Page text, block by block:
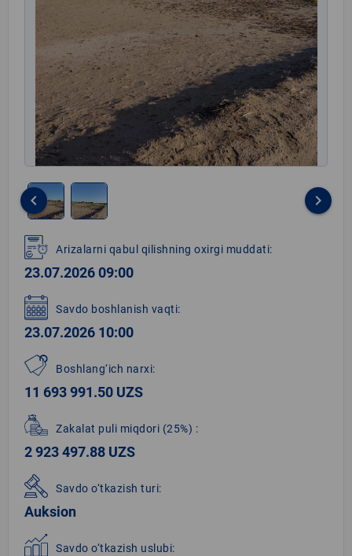
1
of
2
keyboard_arrow_left keyboard_arrow_right
Arizalarni qabul qilishning oxirgi muddati:
23.07.2026 09:00
Savdo boshlanish vaqti:
23.07.2026 10:00
Boshlang‘ich narxi:
11 693 991.50 UZS
Zakalat puli miqdori (25%) :
2 923 497.88 UZS
Savdo o‘tkazish turi:
Auksion
Savdo o‘tkazish uslubi: